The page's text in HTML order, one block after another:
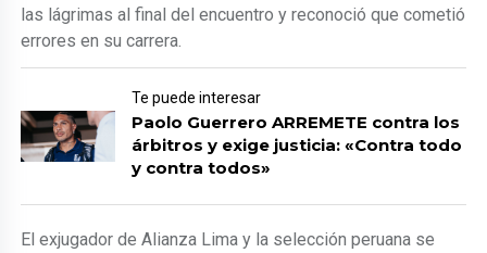
las lágrimas al final del encuentro y reconoció que cometió
errores en su carrera.
Te puede interesar
Paolo Guerrero ARREMETE contra los
árbitros y exige justicia: «Contra todo
y contra todos»
El exjugador de Alianza Lima y la selección peruana se